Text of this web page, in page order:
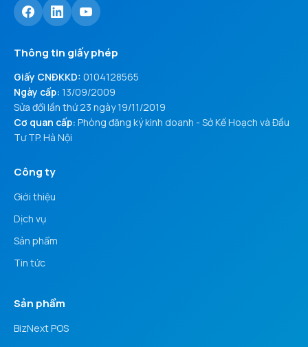
Thông tin giấy phép
Giấy CNĐKKD: 0104128565
Ngày cấp: 13/09/2009
Sửa đổi lần thứ 23 ngày 19/11/2019
Cơ quan cấp: Phòng đăng ký kinh doanh - Sở Kế Hoạch và Đầu
Tư TP. Hà Nội
Công ty
Giới thiệu
Dịch vụ
Sản phẩm
Tin tức
Sản phẩm
BizNext POS